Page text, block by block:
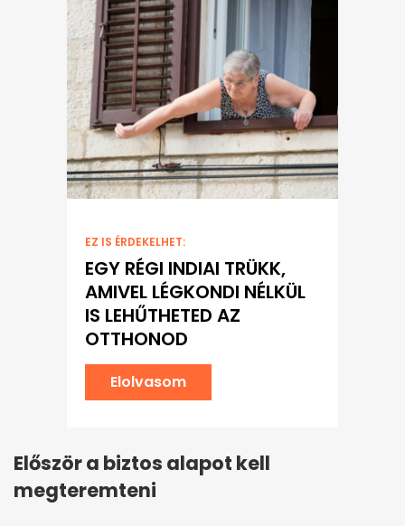
EZ IS ÉRDEKELHET:
EGY RÉGI INDIAI TRÜKK,
AMIVEL LÉGKONDI NÉLKÜL
IS LEHŰTHETED AZ
OTTHONOD
Elolvasom
Először a biztos alapot kell
megteremteni